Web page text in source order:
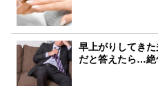
早上がりしてき
だと答えたら…絶